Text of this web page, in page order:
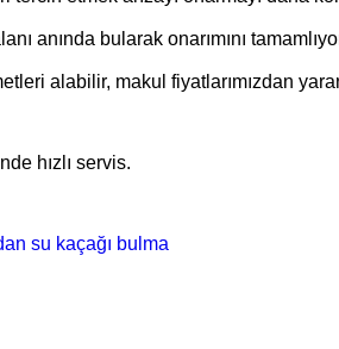
anında bularak onarımını
alabilir, makul fiyatlarımızdan
hızlı servis.
su kaçağı bulma